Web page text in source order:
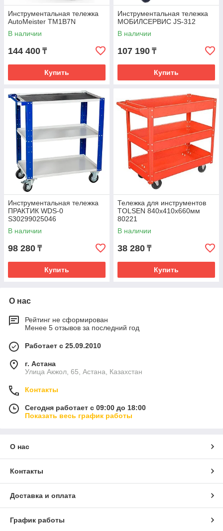
Инструментальная тележка
AutoMeister TM1B7N
В наличии
144 400 ₸
Купить
Инструментальная тележка
МОБИЛСЕРВИС JS-312
В наличии
107 190 ₸
Купить
Инструментальная тележка
ПРАКТИК WDS-0
S30299025046
В наличии
98 280 ₸
Купить
Тележка для инструментов
TOLSEN 840х410х660мм
80221
В наличии
38 280 ₸
Купить
О нас
Рейтинг не сформирован
Менее 5 отзывов за последний год
Работает с 25.09.2010
г. Астана
Улица Акжол, 65, Астана, Казахстан
Контакты
Сегодня работает с 09:00 до 18:00
Показать весь график работы
О нас
Контакты
Доставка и оплата
График работы